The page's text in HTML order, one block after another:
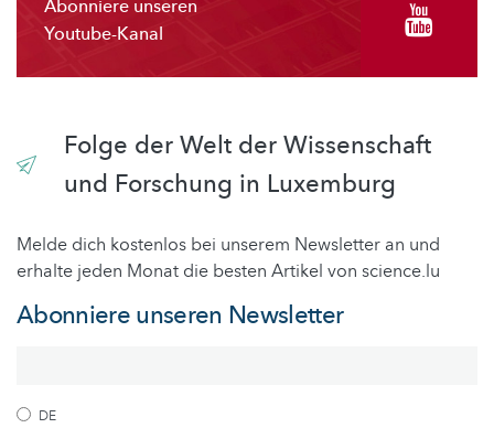
Abonniere unseren
Youtube-Kanal
Folge der Welt der Wissenschaft
und Forschung in Luxemburg
Melde dich kostenlos bei unserem Newsletter an und
erhalte jeden Monat die besten Artikel von science.lu
Abonniere unseren Newsletter
DE